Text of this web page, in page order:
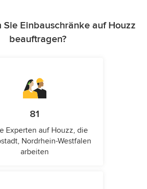
Sie Einbauschränke auf Houzz
beauftragen?
81
Experten auf Houzz, die
Nordrhein-Westfalen
arbeiten